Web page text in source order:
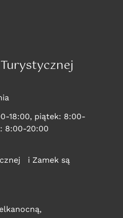
18:00, piątek: 8:00-
8:00-20:00
i Zamek są